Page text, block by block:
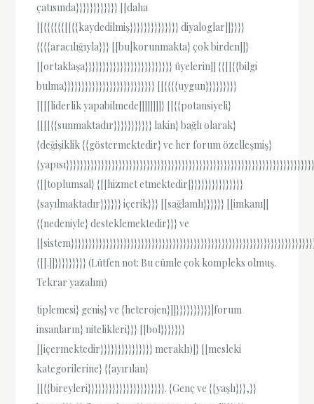
çatısında}}}}}}}}}}}} [[daha
[[{{{{{{[[{{kaydedilmiş}}}}}}}}}}}}}} diyaloglar]]}}}}
{{{{aracılığıyla}}} [[bu|korunmakta} çok birden]]}
[[ortaklaşa}}}}}}}}}}}}}}}}}}}}}}}}} üyelerin]] {{[[{{bilgi
bulma}}}}}}}}}}}}}}}}}}}}}}}}}} [[{{{{uygun}}}}}}}}}
[[[[liderlik yapabilmede]]]]]]]]} [[{{potansiyeli}
[[[[{{sunmaktadır}}}}}}}}}}} lakin} bağlı olarak}
{değişiklik {{göstermektedir} ve her forum özelleşmiş}
{[[toplumsal} {[[hizmet etmektedir]}}}}}}}}}}}}}}}
{sayılmaktadır}}}}}} içerik}}} [[sağlamlı}}}}}} [[imkanı]]
{{nedeniyle} desteklemektedir}}} ve
{[[.]]}}}}}}}}} (Lütfen not: Bu cümle çok kompleks olmuş.
Tekrar yazalım)
tiplemesi} geniş} ve {heterojen}]]}}}}}}}}}}|forum
insanların} nitelikleri}}} [[bol}}}}}}}
[[içermektedir}}}}}}}}}}}}}}} meraklı)]} [[mesleki
kategorilerine} {{ayırılan}
[[{{bireyleri}}}}}}}}}}}}}}}}}}}}}}. {Genç ve {{yaşlı}}},}}